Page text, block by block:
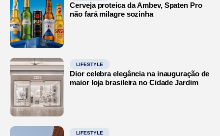
Cerveja proteica da Ambev, Spaten Pro
não fará milagre sozinha
LIFESTYLE
Dior celebra elegância na inauguração de
maior loja brasileira no Cidade Jardim
LIFESTYLE